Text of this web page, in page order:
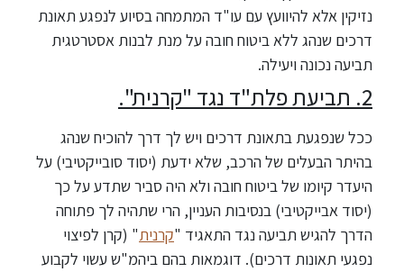
נזיקין אלא להיוועץ עם עו"ד המתמחה בסיוע לנפגע תאונת
דרכים שנהג ללא ביטוח חובה על מנת לבנות אסטרטגית
תביעה נכונה ויעילה.
2. תביעת פלת"ד נגד "קרנית".
ככל שנפגעת בתאונת דרכים ויש לך דרך להוכיח שנהג
בהיתר הבעלים של הרכב, שלא ידעת (יסוד סובייקטיבי) על
היעדר קיומו של ביטוח חובה ולא היה סביר שתדע על כך
(יסוד אבייקטיבי) בנסיבות העניין, הרי שתהיה לך פתוחה
הדרך להגיש תביעה נגד התאגיד "קרנית" (קרן לפיצוי
נפגעי תאונות דרכים). דוגמאות בהם ביהמ"ש עשוי לקבוע